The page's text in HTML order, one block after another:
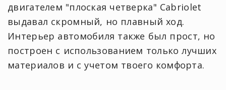
двигателем "плоская четверка" Cabriolet
выдавал скромный, но плавный ход.
Интерьер автомобиля также был прост, но
построен с использованием только лучших
материалов и с учетом твоего комфорта.